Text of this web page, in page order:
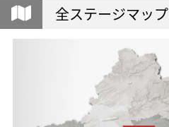
全ステージマップ